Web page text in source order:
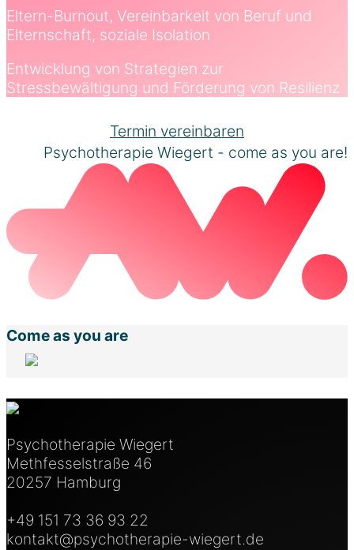
Eltern-Burnout, Vereinbarkeit von Beruf und
Elternschaft, soziale Isolation
Entwicklung von Strategien zur
Stressbewältigung und Förderung von Resilienz
Termin vereinbaren
Psychotherapie Wiegert - come as you are!
Come as you are
Psychotherapie Wiegert
Methfesselstraße 46
20257 Hamburg
+49 151 73 36 93 22
kontakt@psychotherapie-wiegert.de